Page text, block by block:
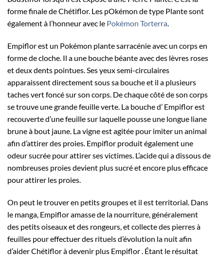
forme finale de Chétiflor. Les pOkémon de type Plante sont
également à l’honneur avec le Pokémon Torterra.
Empiflor est un Pokémon plante sarracénie avec un corps en
forme de cloche. Il a une bouche béante avec des lèvres roses
et deux dents pointues. Ses yeux semi-circulaires
apparaissent directement sous sa bouche et il a plusieurs
taches vert foncé sur son corps. De chaque côté de son corps
se trouve une grande feuille verte. La bouche d’ Empiflor est
recouverte d’une feuille sur laquelle pousse une longue liane
brune à bout jaune. La vigne est agitée pour imiter un animal
afin d’attirer des proies. Empiflor produit également une
odeur sucrée pour attirer ses victimes. L’acide qui a dissous de
nombreuses proies devient plus sucré et encore plus efficace
pour attirer les proies.
On peut le trouver en petits groupes et il est territorial. Dans
le manga, Empiflor amasse de la nourriture, généralement
des petits oiseaux et des rongeurs, et collecte des pierres à
feuilles pour effectuer des rituels d’évolution la nuit afin
d’aider Chétiflor à devenir plus Empiflor . Étant le résultat